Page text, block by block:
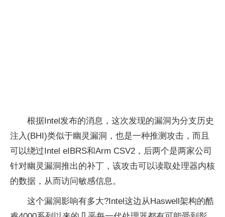
根据Intel发布的消息，这次发现的漏洞为分支历史
注入(BHI)类似于幽灵漏洞，也是一种推测攻击，而且
可以绕过Intel eIBRS和Arm CSV2，后两个是两家公司
针对幽灵漏洞推出的补丁，该攻击可以读取处理器内核
的数据，从而访问敏感信息。
这个漏洞影响有多大?Intel这边从Haswell架构的酷